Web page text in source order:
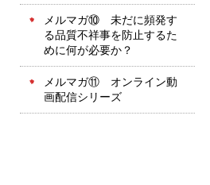
メルマガ⑩ 未だに頻発す
る品質不祥事を防止するた
めに何が必要か？
メルマガ⑪ オンライン動
画配信シリーズ